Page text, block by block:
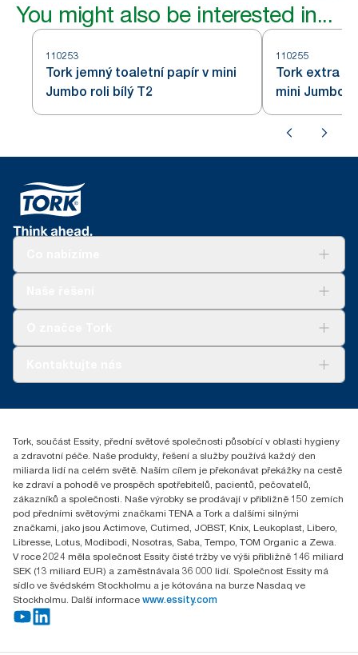
You might also be interested in...
110253
Tork jemný toaletní papír v mini
Jumbo roli bílý T2
110255
Tork extra
mini Jumbo
reception.prague@essity.com
Praha 8, Karlin, Sokolovská 100/94
186 00 Česká republika
Tork, součást Essity, přední světové společnosti působící v oblasti hygieny
a zdravotní péče. Naše produkty, řešení a služby používá každý den
miliarda lidí na celém světě. Naším cílem je překonávat překážky na cestě
ke zdraví a pohodě ve prospěch spotřebitelů, pacientů, pečovatelů,
zákazníků a společnosti. Naše výrobky se prodávají v přibližně 150 zemích
pod předními světovými značkami TENA a Tork a dalšími silnými
značkami, jako jsou Actimove, Cutimed, JOBST, Knix, Leukoplast, Libero,
Libresse, Lotus, Modibodi, Nosotras, Saba, Tempo, TOM Organic a Zewa.
V roce 2024 měla společnost Essity čisté tržby ve výši přibližně 146 miliard
SEK (13 miliard EUR) a zaměstnávala 36 000 lidí. Společnost Essity má
sídlo ve švédském Stockholmu a je kótována na burze Nasdaq ve
Stockholmu. Další informace www.essity.com